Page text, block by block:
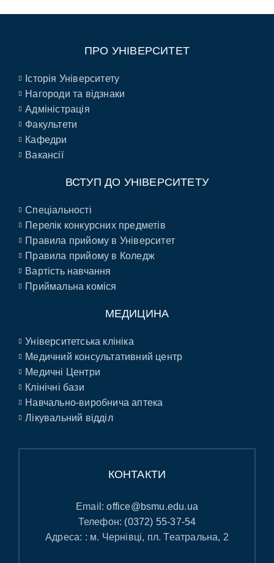
ПРО УНІВЕРСИТЕТ
Історія Університету
Нагороди та відзнаки
Адміністрація
Факультети
Кафедри
Вакансії
ВСТУП ДО УНІВЕРСИТЕТУ
Спеціальності
Перелік конкурсних предметів
Правила прийому в Університет
Правила прийому в Коледж
Вартість навчання
Приймальна коміся
МЕДИЦИНА
Університетська клініка
Медичний консультативний центр
Медичні Центри
Клінічні бази
Навчально-виробнича аптека
Лікувальний відділ
КОНТАКТИ
Email:office@bsmu.edu.ua
Телефон: (0372) 55-37-54
Адреса: : м. Чернівці, пл. Театральна, 2